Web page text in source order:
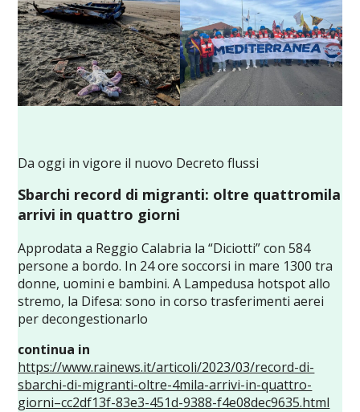
Da oggi in vigore il nuovo Decreto flussi
Sbarchi record di migranti: oltre quattromila
arrivi in quattro giorni
Approdata a Reggio Calabria la “Diciotti” con 584
persone a bordo. In 24 ore soccorsi in mare 1300 tra
donne, uomini e bambini. A Lampedusa hotspot allo
stremo, la Difesa: sono in corso trasferimenti aerei
per decongestionarlo
continua in
https://www.rainews.it/articoli/2023/03/record-di-
sbarchi-di-migranti-oltre-4mila-arrivi-in-quattro-
giorni–cc2df13f-83e3-451d-9388-f4e08dec9635.html